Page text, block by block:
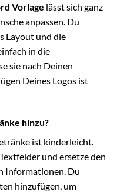
Vorlage lässt sich ganz
anpassen. Du
Layout und die
in die
sie nach Deinen
Deines Logos ist
hinzu?
ist kinderleicht.
und ersetze den
Informationen. Du
hinzufügen, um